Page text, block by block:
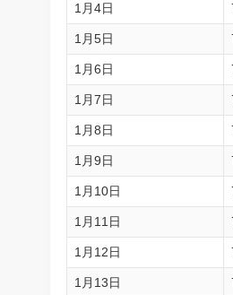
1月4日
1月5日
1月6日
1月7日
1月8日
1月9日
1月10日
1月11日
1月12日
1月13日